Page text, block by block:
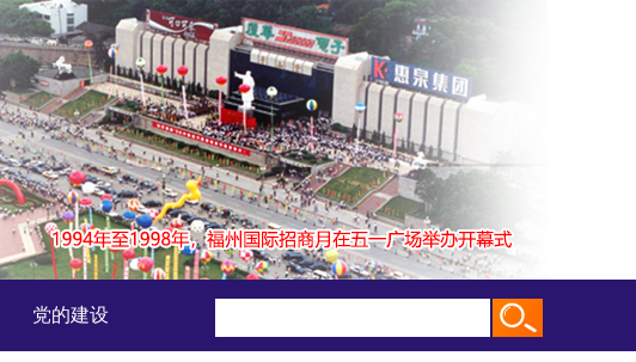
党的建设